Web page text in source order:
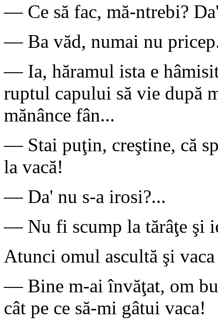
— Ce să fac, mă-ntrebi?
— Ba văd, numai nu
— Ia, hăramul ista e
ruptul capului să vie după
mănânce fân...
— Stai puţin, creştine, că
la vacă!
— Da' nu s-a irosi?...
— Nu fi scump la tărâţe şi
Atunci omul ascultă şi
— Bine m-ai învăţat, om
cât pe ce să-mi gâtui vaca!